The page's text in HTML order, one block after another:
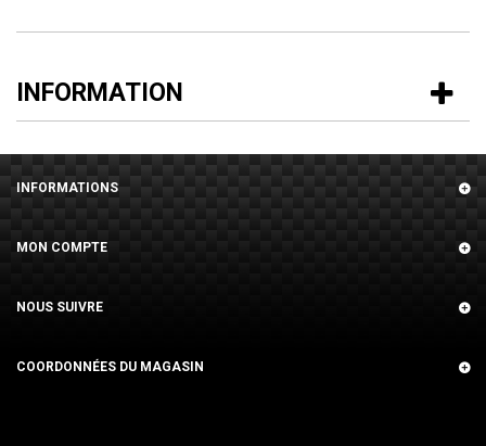
INFORMATION
INFORMATIONS
MON COMPTE
NOUS SUIVRE
COORDONNÉES DU MAGASIN